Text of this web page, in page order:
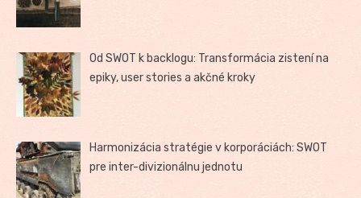
Od SWOT k backlogu: Transformácia zistení na
epiky, user stories a akčné kroky
Harmonizácia stratégie v korporáciách: SWOT
pre inter-divizionálnu jednotu